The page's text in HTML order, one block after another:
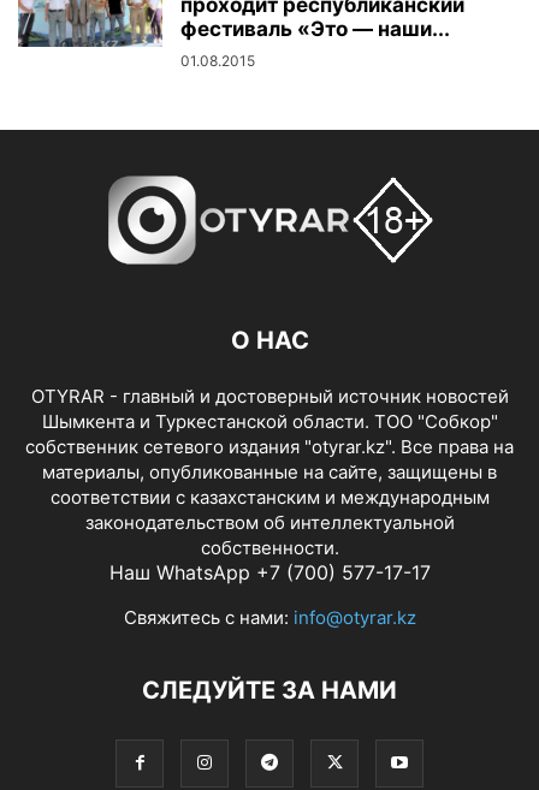
проходит республиканский
фестиваль «Это — наши...
01.08.2015
О НАС
OTYRAR - главный и достоверный источник новостей
Шымкента и Туркестанской области. ТОО "Собкор"
собственник сетевого издания "otyrar.kz". Все права на
материалы, опубликованные на сайте, защищены в
соответствии с казахстанским и международным
законодательством об интеллектуальной
собственности.
Наш WhatsApp +7 (700) 577-17-17
Свяжитесь с нами: info@otyrar.kz
СЛЕДУЙТЕ ЗА НАМИ